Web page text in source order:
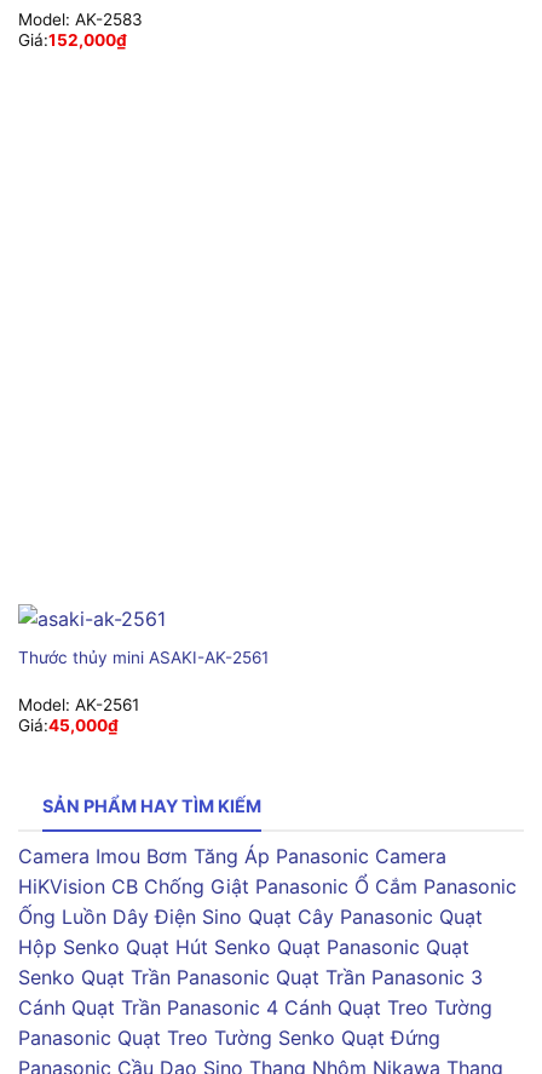
Model: AK-2583
Giá:152,000₫
Thước thủy mini ASAKI-AK-2561
Model: AK-2561
Giá:45,000₫
SẢN PHẨM HAY TÌM KIẾM
Camera Imou Bơm Tăng Áp Panasonic Camera
HiKVision CB Chống Giật Panasonic Ổ Cắm Panasonic
Ống Luồn Dây Điện Sino Quạt Cây Panasonic Quạt
Hộp Senko Quạt Hút Senko Quạt Panasonic Quạt
Senko Quạt Trần Panasonic Quạt Trần Panasonic 3
Cánh Quạt Trần Panasonic 4 Cánh Quạt Treo Tường
Panasonic Quạt Treo Tường Senko Quạt Đứng
Panasonic Cầu Dao Sino Thang Nhôm Nikawa Thang